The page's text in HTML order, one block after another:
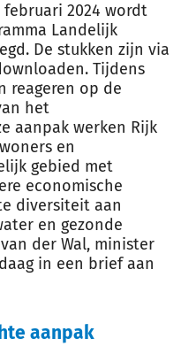
2024 wordt
Landelijk
De stukken zijn via
Tijdens
reageren op de
het
aanpak werken Rijk
en
gebied met
economische
diversiteit aan
en gezonde
der Wal, minister
in een brief aan
aanpak